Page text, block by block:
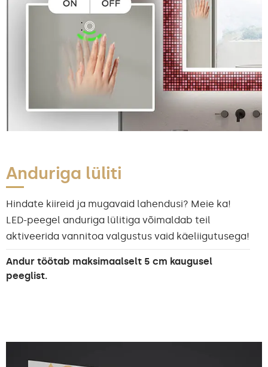
Anduriga lüliti
Hindate kiireid ja mugavaid lahendusi? Meie ka!
LED-peegel anduriga lülitiga võimaldab teil
aktiveerida vannitoa valgustus vaid käeliigutusega!
Andur töötab maksimaalselt 5 cm kaugusel
peeglist.